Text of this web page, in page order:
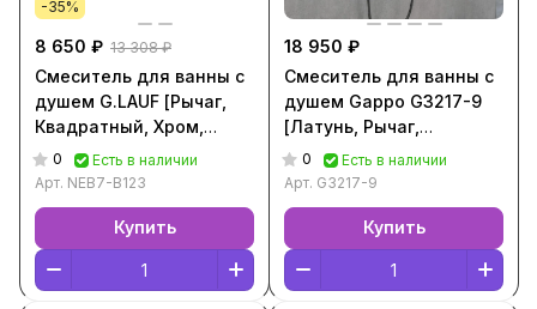
-35%
8 650 ₽ 13 308 ₽
Смеситель для ванны с
душем G.LAUF [Рычаг,
Квадратный, Хром,
NEB7-B123]
0
Есть в наличии
Арт. NEB7-B123
Купить
18 950 ₽
Смеситель для ванны с
душем Gappo G3217-9
[Латунь, Рычаг,
Квадратный,
Оружейная сталь,
0
Есть в наличии
Арт. G3217-9
Купить